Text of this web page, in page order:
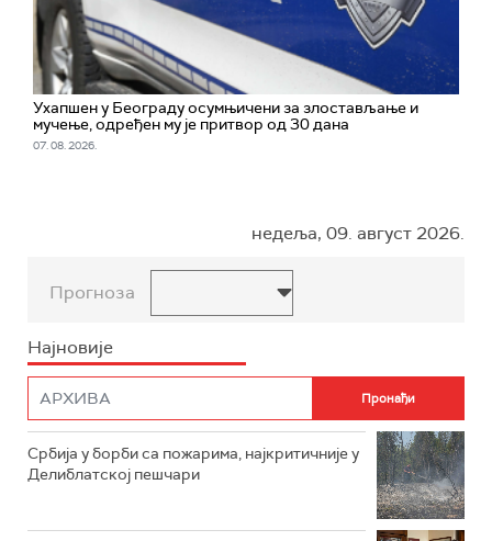
Ухапшен у Београду осумњичени за злостављање и
мучење, одређен му је притвор од 30 дана
07. 08. 2026.
недеља, 09. август 2026.
Прогноза
Најновије
Србија у борби са пожарима, најкритичније у
Делиблатској пешчари